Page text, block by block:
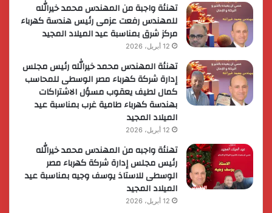
تهنئة واجبة من المهندس محمد خيرالله
للمهندس رفعت عزمى رئيس هندسة كهرباء
مركز شرق بمناسبة عيد الميلاد المجيد
12 أبريل، 2026
تهنئة المهندس محمد خيرالله رئيس مجلس
إدارة شركة كهرباء مصر الوسطى للمحاسب
كمال لطيف يعقوب مسؤل الاشتراكات
بهندسة كهرباء طامية غرب بمناسبة عيد
الميلاد المجيد
12 أبريل، 2026
تهنئة واجبه من المهندس محمد خيرالله
رئيس مجلس إدارة شركة كهرباء مصر
الوسطى للاستاذ يوسف وجيه بمناسبة عيد
الميلاد المجيد
12 أبريل، 2026